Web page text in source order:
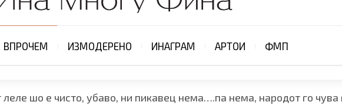
ВПРОЧЕМ ИЗМОДЕРЕНО ИНАГРАМ АРТОИ ФМП
шо е чисто, убаво, ни пикавец нема….па нема, народот го чува